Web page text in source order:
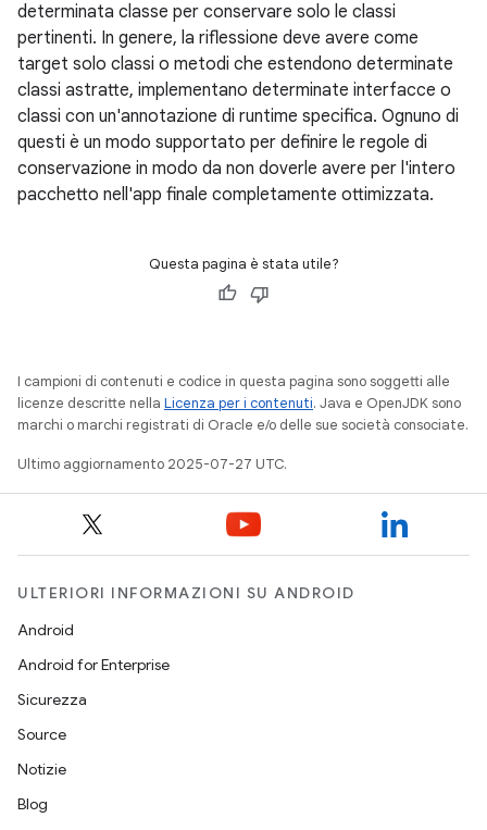
determinata classe per conservare solo le classi
pertinenti. In genere, la riflessione deve avere come
target solo classi o metodi che estendono determinate
classi astratte, implementano determinate interfacce o
classi con un'annotazione di runtime specifica. Ognuno di
questi è un modo supportato per definire le regole di
conservazione in modo da non doverle avere per l'intero
pacchetto nell'app finale completamente ottimizzata.
Questa pagina è stata utile?
I campioni di contenuti e codice in questa pagina sono soggetti alle
licenze descritte nella Licenza per i contenuti. Java e OpenJDK sono
marchi o marchi registrati di Oracle e/o delle sue società consociate.
Ultimo aggiornamento 2025-07-27 UTC.
ULTERIORI INFORMAZIONI SU ANDROID
Android
Android for Enterprise
Sicurezza
Source
Notizie
Blog